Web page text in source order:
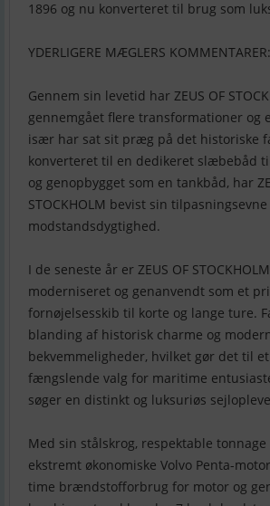
1896 og nu konverteret til brug som
YDERLIGERE MÆGLERS KOMMENTARER:
Gennem sin levetid har ZEUS OF
gennemgået flere transformationer og
især har sat sit præg på det historiske
konverteret til en dedikeret slæbebåd
og genopbygget som en tankbåd, har
STOCKHOLM bevist sin tilpasningsevne
modstandsdygtighed.
I de seneste år er ZEUS OF
moderniseret og genanvendt som et
fornøjelsesskib til korte og lange ture.
blanding af historisk charme og
bekvemmeligheder, hvilket gør det til
fængslende valg for maritime
søger en distinkt og luksuriøs
Med sin stålskrog, respektable
ekstremt økonomiske Volvo Penta-
time brændstofforbrug for motor og